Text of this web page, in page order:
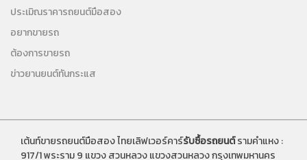
ประเมิณราคารถยนต์มือสอง
อยากขายรถ
ต้องการขายรถ
ข่าวยานยนต์ทันกระแส
เต้นท์ขายรถยนต์มือสอง ไทยเลิฟเวอร์คาร์รับซื้อรถยนต์รามคำแหง :
917/1 พระราม 9 แขวง สวนหลวง แขวงสวนหลวง กรุงเทพมหานคร